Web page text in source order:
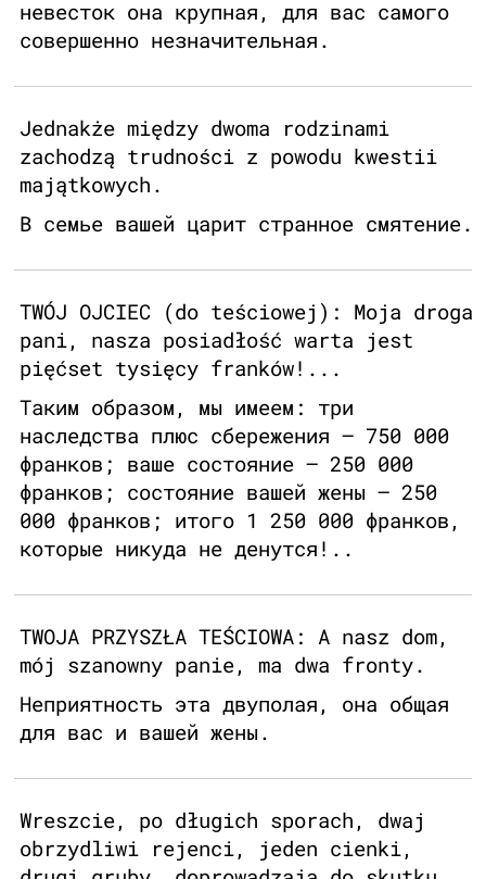
невесток она крупная, для вас самого
совершенно незначительная.
Jednakże między dwoma rodzinami
zachodzą trudności z powodu kwestii
majątkowych.
В семье вашей царит странное смятение.
TWÓJ OJCIEC (do teściowej): Moja droga
pani, nasza posiadłość warta jest
pięćset tysięcy franków!...
Таким образом, мы имеем: три
наследства плюс сбережения – 750 000
франков; ваше состояние – 250 000
франков; состояние вашей жены – 250
000 франков; итого 1 250 000 франков,
которые никуда не денутся!..
TWOJA PRZYSZŁA TEŚCIOWA: A nasz dom,
mój szanowny panie, ma dwa fronty.
Неприятность эта двуполая, она общая
для вас и вашей жены.
Wreszcie, po długich sporach, dwaj
obrzydliwi rejenci, jeden cienki,